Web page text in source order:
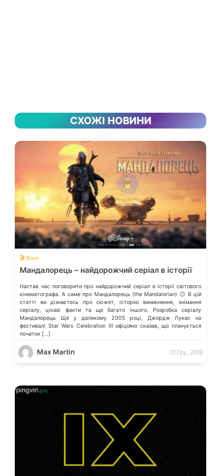
СХОЖІ НОВИНИ
💬
🎬 Кіно
Мандалорець – найдорожчий серіал в історії
Настав час поговорити про найдорожчий серіал в історії світового
кінематографа. А саме про Мандалорець (the Mandalorian) 🙂 В цій
статті ви дізнаєтесь про сюжет, історію виникнення, знімання
серіалу, цікаві факти та ще багато іншого. Розробка серіалу
Мандалорець Ще у далекому 2005 році, Джордж Лукас на
фестивалі Star Wars Celebration III офіційно сказав, що планується
початок […]
Max Martin 12 Гру, 2019